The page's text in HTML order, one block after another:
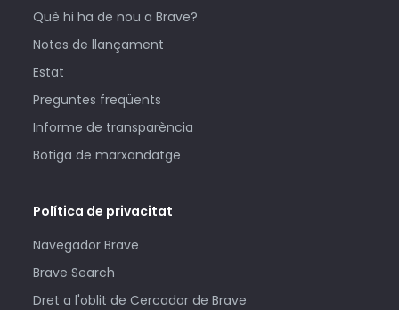
Què hi ha de nou a Brave?
Notes de llançament
Estat
Preguntes freqüents
Informe de transparència
Botiga de marxandatge
Política de privacitat
Navegador Brave
Brave Search
Dret a l'oblit de Cercador de Brave